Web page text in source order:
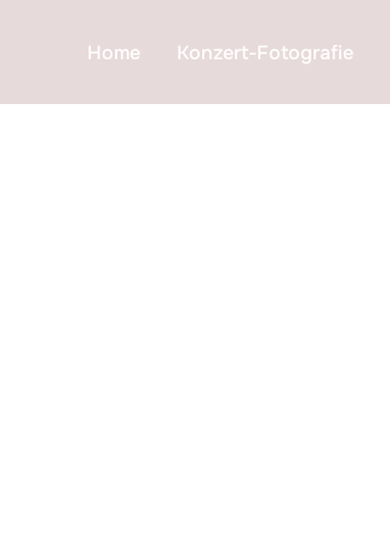
Home Konzert-Fotografie